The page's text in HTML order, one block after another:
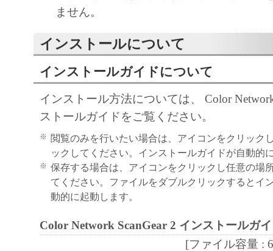
によりキヤノンまたはキヤノンのライセン
５．輸出
お客様は、日本国政府または関連する外国
許可等を得ることなしに、「本ソフトウェ
は一部を、直接または間接に輸出してはな
６．サポートおよびアップデート
キヤノン、キヤノンの子会社、関係会社、
理店および販売店、並びにキヤノンのライ
客様による「本ソフトウェア」の使用を支
よび「本ソフトウェア」に対してアップデ
正あるいはサポートを行うことについて、
負うものではありません。
ません。
インストールについて
インストールガイドについて
インストール方法については、 Color
ストールガイドをご覧ください。
※ 閲覧のみを行いたい場合は、アイコンをクリック
ックしてください。インストールガイドが自動的
※ 保存する場合は、アイコンをクリックし任意の場
てください。ファイルをダブルクリックするとイ
動的に起動します。
Color Network ScanGear 2 インストールガ
[ファイル容量 :